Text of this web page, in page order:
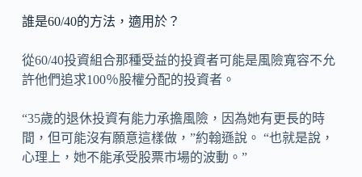
誰是60/40的方法，適用於？
從60/40投資組合那種受益的投資者可能是風險寬容不允
許他們追求100％股權分配的投資者。
“35歲的退休投資有能力承擔風險，因為她有更長的時
間，但可能沒有願意這樣做，”約翰遜說。 “也就是說，
心理上，她不能承受股票市場的波動。”